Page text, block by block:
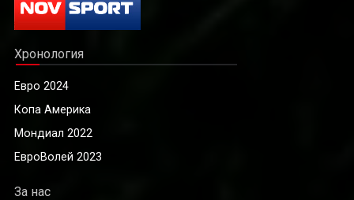
Хронология
Евро 2024
Копа Америка
Мондиал 2022
ЕвроВолей 2023
За нас